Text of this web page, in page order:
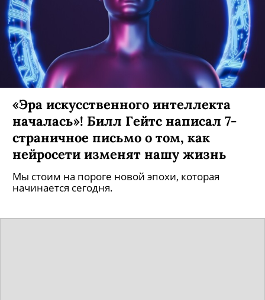
«Эра искусственного интеллекта
началась»! Билл Гейтс написал 7-
страничное письмо о том, как
нейросети изменят нашу жизнь
Мы стоим на пороге новой эпохи, которая
начинается сегодня.